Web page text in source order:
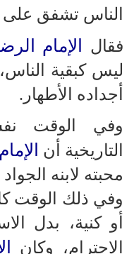
الناس تشفق على
فقال الإمام
ليس كبقية
أجداده الأطهار.
وفي الوقت
التاريخية أن
محبته لابنه
وفي ذلك الوقت
أو كنية، بدل
الاحترام، وكان